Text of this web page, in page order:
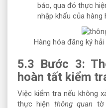
báo, qua đó thực
nhập khẩu của hàng
Hàng hóa đăng ký
5.3 Bước 3:
hoàn tất kiểm
Việc kiểm tra nếu không
thực hiện thông quan tờ